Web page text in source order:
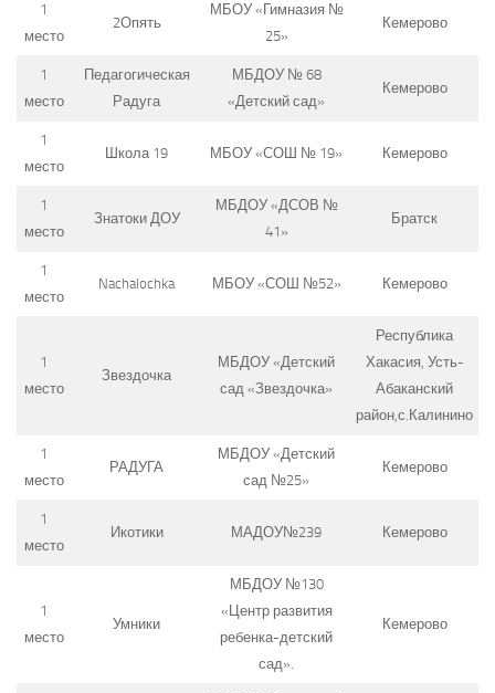
1
место
2Опять
МБОУ «Гимназия №
25»
Кемерово
1
место
Педагогическая
Радуга
МБДОУ № 68
«Детский сад»
Кемерово
1
место
Школа 19 МБОУ «СОШ № 19» Кемерово
1
место
Знатоки ДОУ
МБДОУ «ДСОВ №
41»
Братск
1
место
Nachalochka МБОУ «СОШ №52» Кемерово
1
место
Звездочка
МБДОУ «Детский
сад «Звездочка»
Республика
Хакасия, Усть-
Абаканский
район,с.Калинино
1
место
РАДУГА
МБДОУ «Детский
сад №25»
Кемерово
1
место
Икотики МАДОУ№239 Кемерово
1
место
Умники
МБДОУ №130
«Центр развития
ребенка-детский
сад».
Кемерово